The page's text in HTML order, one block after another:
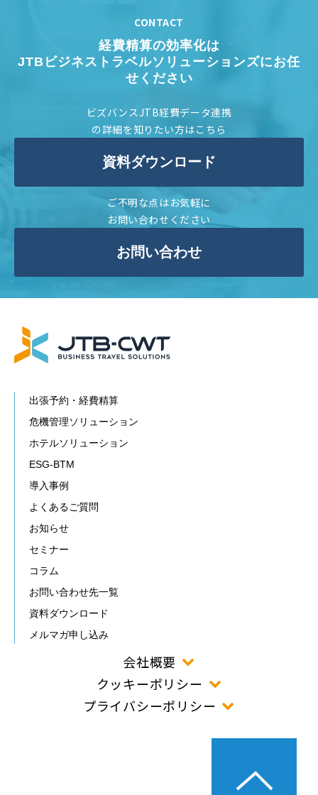
CONTACT
経費精算の効率化は
JTBビジネストラベルソリューションズにお任
せください
ビズバンスJTB経費データ連携
の詳細を知りたい方はこちら
資料ダウンロード
ご不明な点はお気軽に
お問い合わせください
お問い合わせ
出張予約・経費精算
危機管理ソリューション
ホテルソリューション
ESG-BTM
導入事例
よくあるご質問
お知らせ
セミナー
コラム
お問い合わせ先一覧
資料ダウンロード
メルマガ申し込み
会社概要
クッキーポリシー
プライバシーポリシー